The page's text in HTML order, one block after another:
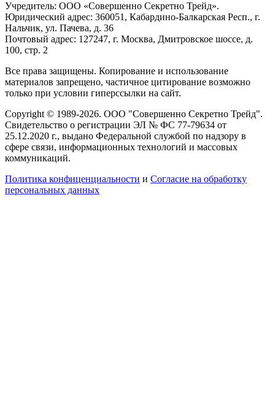
Учредитель: ООО «Совершенно Секретно Трейд».
Юридический адрес: 360051, Кабардино-Балкарская Респ., г.
Нальчик, ул. Пачева, д. 36
Почтовый адрес: 127247, г. Москва, Дмитровское шоссе, д.
100, стр. 2
Все права защищены. Копирование и использование
материалов запрещено, частичное цитирование возможно
только при условии гиперссылки на сайт.
Copyright © 1989-2026. ООО "Совершенно Секретно Трейд".
Свидетельство о регистрации ЭЛ № ФС 77-79634 от
25.12.2020 г., выдано Федеральной службой по надзору в
сфере связи, информационных технологий и массовых
коммуникаций.
Политика конфиценциальности и Согласие на обработку
персональных данных